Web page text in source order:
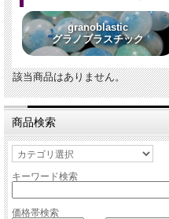
granoblastic
グラノブラスチック
該当商品はありません。
商品検索
キーワード検索
価格帯検索